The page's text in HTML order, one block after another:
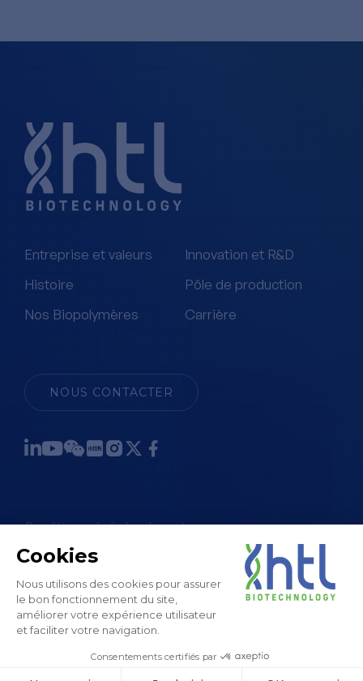
Entreprise et valeurs
Histoire
Nos Biopolymères
Innovation et R&D
Pôle de production
Carrière
NOUS CONTACTER
Conditions générales de vente
Mentions légales et CGU
Politique de confidentialité
Politique des cookies